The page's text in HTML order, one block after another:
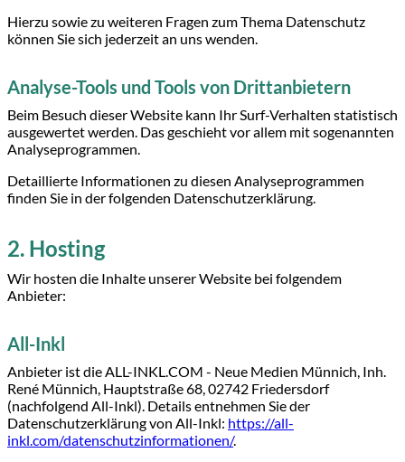
Hierzu sowie zu weiteren Fragen zum Thema Datenschutz
können Sie sich jederzeit an uns wenden.
Analyse-Tools und Tools von Dritt­anbietern
Beim Besuch dieser Website kann Ihr Surf-Verhalten statistisch
ausgewertet werden. Das geschieht vor allem mit sogenannten
Analyseprogrammen.
Detaillierte Informationen zu diesen Analyseprogrammen
finden Sie in der folgenden Datenschutzerklärung.
2. Hosting
Wir hosten die Inhalte unserer Website bei folgendem
Anbieter:
All-Inkl
Anbieter ist die ALL-INKL.COM - Neue Medien Münnich, Inh.
René Münnich, Hauptstraße 68, 02742 Friedersdorf
(nachfolgend All-Inkl). Details entnehmen Sie der
Datenschutzerklärung von All-Inkl: https://all-
inkl.com/datenschutzinformationen/.